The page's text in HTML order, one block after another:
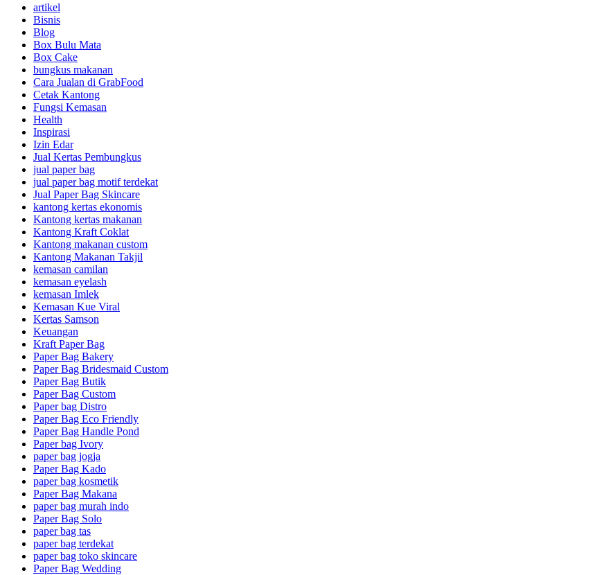
artikel
Bisnis
Blog
Box Bulu Mata
Box Cake
bungkus makanan
Cara Jualan di GrabFood
Cetak Kantong
Fungsi Kemasan
Health
Inspirasi
Izin Edar
Jual Kertas Pembungkus
jual paper bag
jual paper bag motif terdekat
Jual Paper Bag Skincare
kantong kertas ekonomis
Kantong kertas makanan
Kantong Kraft Coklat
Kantong makanan custom
Kantong Makanan Takjil
kemasan camilan
kemasan eyelash
kemasan Imlek
Kemasan Kue Viral
Kertas Samson
Keuangan
Kraft Paper Bag
Paper Bag Bakery
Paper Bag Bridesmaid Custom
Paper Bag Butik
Paper Bag Custom
Paper bag Distro
Paper Bag Eco Friendly
Paper Bag Handle Pond
Paper bag Ivory
paper bag jogja
Paper Bag Kado
paper bag kosmetik
Paper Bag Makana
paper bag murah indo
Paper Bag Solo
paper bag tas
paper bag terdekat
paper bag toko skincare
Paper Bag Wedding